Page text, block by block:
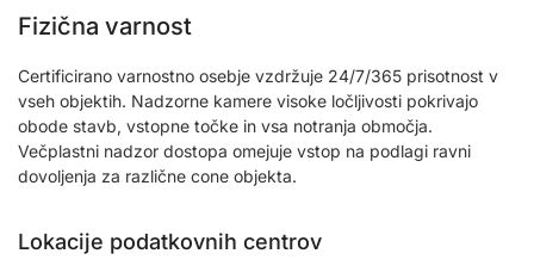
Fizična varnost
Certificirano varnostno osebje vzdržuje 24/7/365 prisotnost v
vseh objektih. Nadzorne kamere visoke ločljivosti pokrivajo
obode stavb, vstopne točke in vsa notranja območja.
Večplastni nadzor dostopa omejuje vstop na podlagi ravni
dovoljenja za različne cone objekta.
Lokacije podatkovnih centrov